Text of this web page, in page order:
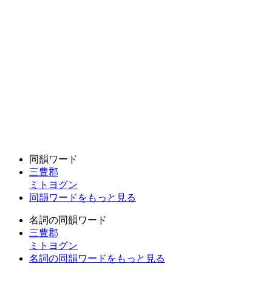
同韻ワード
三豊郡
ミトヨグン
同韻ワードをもっと見る
名詞の同韻ワード
三豊郡
ミトヨグン
名詞の同韻ワードをもっと見る